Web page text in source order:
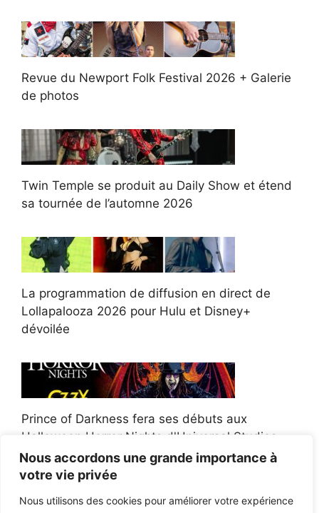
Nous accordons une grande importance à
votre vie privée
Nous utilisons des cookies pour améliorer votre expérience
Revue du Newport Folk Festival 2026 + Galerie
de photos
Twin Temple se produit au Daily Show et étend
sa tournée de l’automne 2026
La programmation de diffusion en direct de
Lollapalooza 2026 pour Hulu et Disney+
dévoilée
Prince of Darkness fera ses débuts aux
Halloween Horror Nights d'Universal Studios